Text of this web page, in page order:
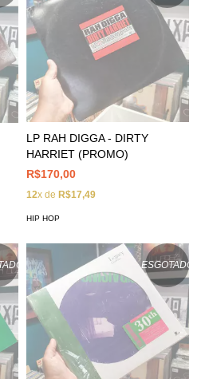
LP RAH DIGGA - DIRTY
HARRIET (PROMO)
R$170,00
12x de R$17,49
HIP HOP
ESGOTADO